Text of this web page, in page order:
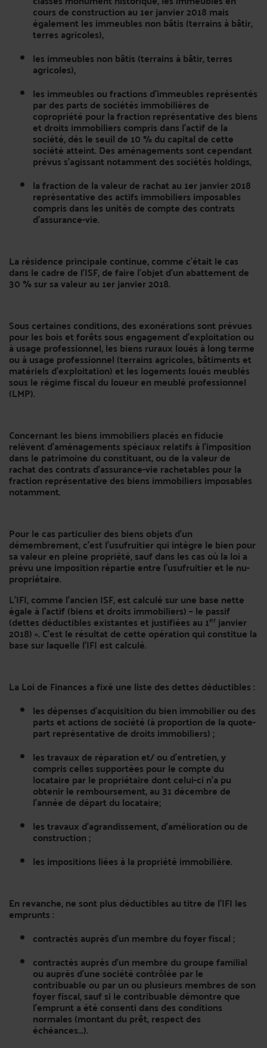
cours de construction au 1er janvier 2018 mais
également les immeubles non bâtis (terrains à bâtir,
terres agricoles),
les immeubles non bâtis (terrains à bâtir, terres
agricoles),
les immeubles ou fractions d'immeubles représentés
par des parts de sociétés immobilières de
copropriété pour la fraction représentative des biens
et droits immobiliers compris dans l’actif de la
société, dès le seuil de 10 % du capital de cette
société atteint. Des aménagements sont cependant
prévus s’agissant notamment des sociétés holdings,
la fraction de la valeur de rachat au 1er janvier 2018
représentative des actifs immobiliers imposables
compris dans les unités de compte des contrats
d'assurance-vie.
La résidence principale continue, comme c’était le cas
dans le cadre de l’ISF, de faire l'objet d'un abattement de
30 % sur sa valeur au 1er janvier 2018.
Sous certaines conditions, des exonérations sont prévues
pour les bois et forêts sous engagement d'exploitation ou
à usage professionnel, les biens ruraux loués à long terme
ou à usage professionnel (terrains agricoles, bâtiments et
matériels d'exploitation) et les logements loués meublés
sous le régime fiscal du loueur en meublé professionnel
(LMP).
Concernant les biens immobiliers placés en fiducie
relèvent d’aménagements spéciaux relatifs à l’imposition
dans le patrimoine du constituant, ou de la valeur de
rachat des contrats d’assurance-vie rachetables pour la
fraction représentative des biens immobiliers imposables
notamment.
Pour le cas particulier des biens objets d’un
démembrement, c’est l'usufruitier qui intègre le bien pour
sa valeur en pleine propriété, sauf dans les cas où la loi a
prévu une imposition répartie entre l'usufruitier et le nu-
propriétaire.
L’IFI, comme l’ancien ISF, est calculé sur une base nette
égale à l’actif (biens et droits immobiliers) – le passif
(dettes déductibles existantes et justifiées au 1erjanvier
2018) ». C’est le résultat de cette opération qui constitue la
base sur laquelle l’IFI est calculé.
La Loi de Finances a fixé une liste des dettes déductibles :
les dépenses d’acquisition du bien immobilier ou des
parts et actions de société (à proportion de la quote-
part représentative de droits immobiliers) ;
les travaux de réparation et/ ou d’entretien, y
compris celles supportées pour le compte du
locataire par le propriétaire dont celui-ci n'a pu
obtenir le remboursement, au 31 décembre de
l'année de départ du locataire;
les travaux d’agrandissement, d’amélioration ou de
construction ;
les impositions liées à la propriété immobilière.
En revanche, ne sont plus déductibles au titre de l’IFI les
emprunts :
contractés auprès d’un membre du foyer fiscal ;
contractés auprès d’un membre du groupe familial
ou auprès d’une société contrôlée par le
contribuable ou par un ou plusieurs membres de son
foyer fiscal, sauf si le contribuable démontre que
l’emprunt a été consenti dans des conditions
normales (montant du prêt, respect des
échéances...).